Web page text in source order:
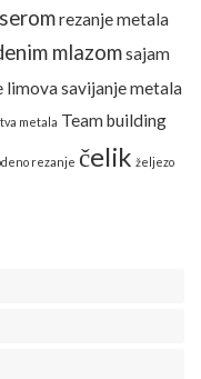
rezanje metala
mlazomsajam
limova savijanje metala
metala Team building
rezanje čelik željezo